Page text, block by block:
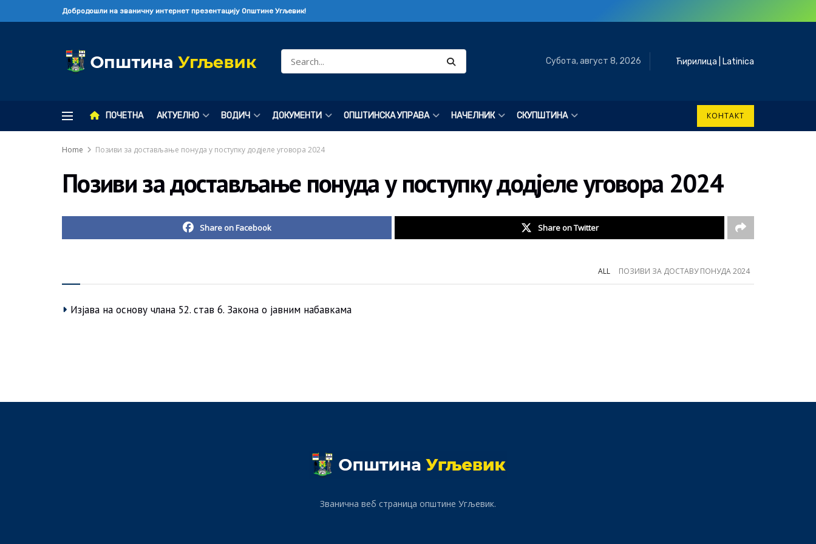
Добродошли на званичну интернет презентацију Општине Угљевик!
Субота, август 8, 2026 Ћирилица Latinica
ПОЧЕТНА АКТУЕЛНО ВОДИЧ ДОКУМЕНТИ ОПШТИНСКА УПРАВА НАЧЕЛНИК СКУПШТИНА КОНТАКТ
Home Позиви за достављање понуда у поступку додјеле уговора 2024
Позиви за достављање понуда у поступку додјеле уговора 2024
Share on Facebook Share on Twitter
ALL ПОЗИВИ ЗА ДОСТАВУ ПОНУДА 2024
Изјава на основу члана 52. став 6. Закона о јавним набавкама
Званична веб страница општине Угљевик.